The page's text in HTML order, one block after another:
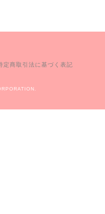
定商取引法に基づく表記